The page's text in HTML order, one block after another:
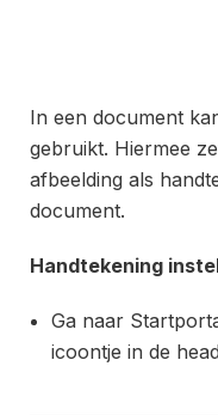
In een document
gebruikt. Hiermee
afbeelding als
document.
Handtekening
Ga naar
icoontje in de